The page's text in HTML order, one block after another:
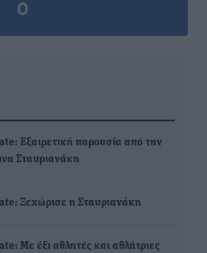
0
Εξαιρετική παρουσία από την
Σταυριανάκη
Ξεχώρισε η Σταυριανάκη
Με έξι αθλητές και αθλήτριες